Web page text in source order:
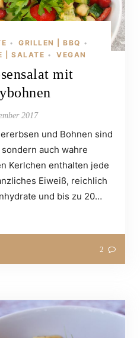
• GRILLEN | BBQ •
| SALATE • VEGAN
mit
2017
und Bohnen sind
auch wahre
Kerlchen enthalten jede
Eiweiß, reichlich
und bis zu 20…
2